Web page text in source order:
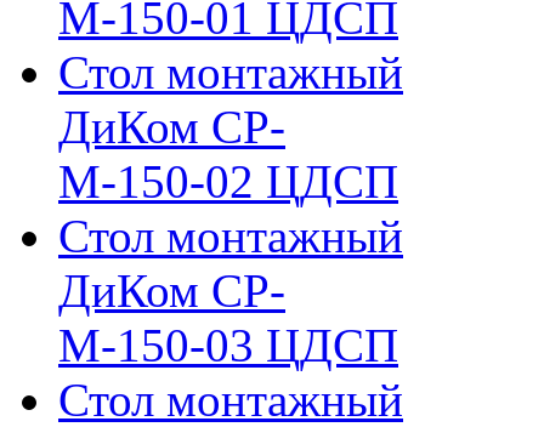
М-150-01 ЦДСП
Стол монтажный
ДиКом СР-
М-150-02 ЦДСП
Стол монтажный
ДиКом СР-
М-150-03 ЦДСП
Стол монтажный